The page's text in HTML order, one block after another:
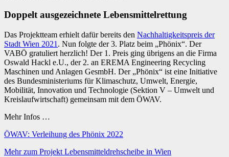
Doppelt ausgezeichnete Lebensmittelrettung
Das Projektteam erhielt dafür bereits den Nachhaltigkeitspreis der
Stadt Wien 2021 . Nun folgte der 3. Platz beim „Phönix“. Der
VABÖ gratuliert herzlich! Der 1. Preis ging übrigens an die Firma
Oswald Hackl e.U., der 2. an EREMA Engineering Recycling
Maschinen und Anlagen GesmbH. Der „Phönix“ ist eine Initiative
des Bundesministeriums für Klimaschutz, Umwelt, Energie,
Mobilität, Innovation und Technologie (Sektion V – Umwelt und
Kreislaufwirtschaft) gemeinsam mit dem ÖWAV.
Mehr Infos …
ÖWAV: Verleihung des Phönix 2022
Mehr zum Projekt Lebensmitteldrehscheibe in Wien